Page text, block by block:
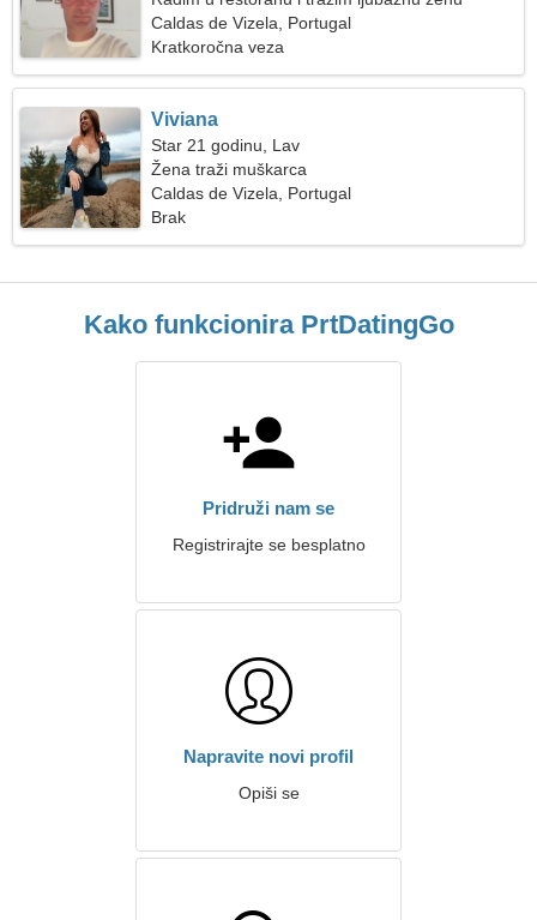
Caldas de Vizela, Portugal
Kratkoročna veza
Viviana
Star 21 godinu, Lav
Žena traži muškarca
Caldas de Vizela, Portugal
Brak
Kako funkcionira PrtDatingGo
Pridruži nam se
Registrirajte se besplatno
Napravite novi profil
Opiši se